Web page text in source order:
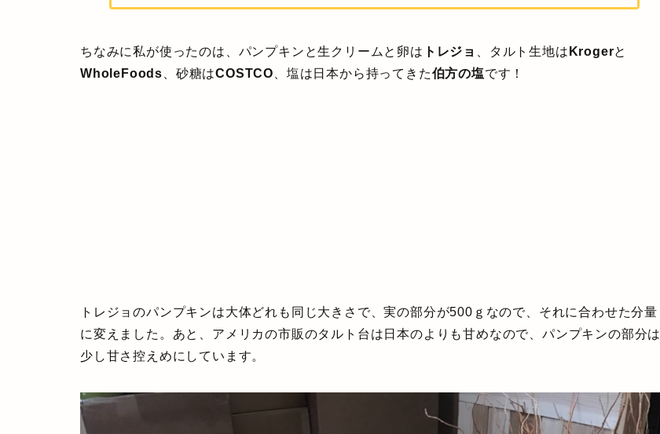
ちなみに私が使ったのは、パンプキンと生クリームと卵は トレジョ 、タルト生地は Krogerと
WholeFoods 、砂糖はCOSTCO 、塩は日本から持ってきた伯方の塩です！
トレジョのパンプキンは大体どれも同じ大きさで、実の部分が500ｇなので、それに合わせた分量
に変えました。あと、アメリカの市販のタルト台は日本のよりも甘めなので、パンプキンの部分は
少し甘さ控えめにしています。